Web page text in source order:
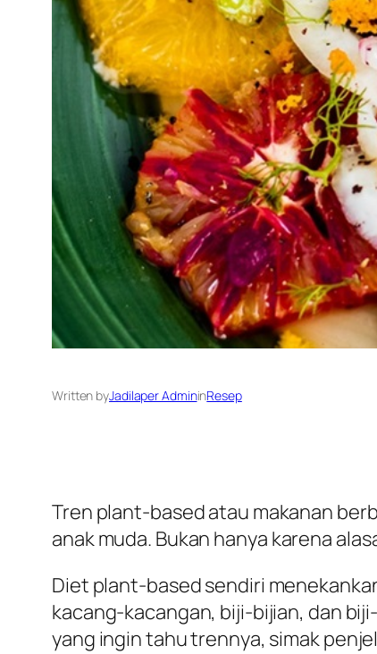
Written byJadilaper AdmininResep
Tren plant-based atau makanan
anak muda. Bukan hanya karena
Diet plant-basedsendiri
kacang-kacangan, biji-bijian, dan
yang ingin tahu trennya, simak